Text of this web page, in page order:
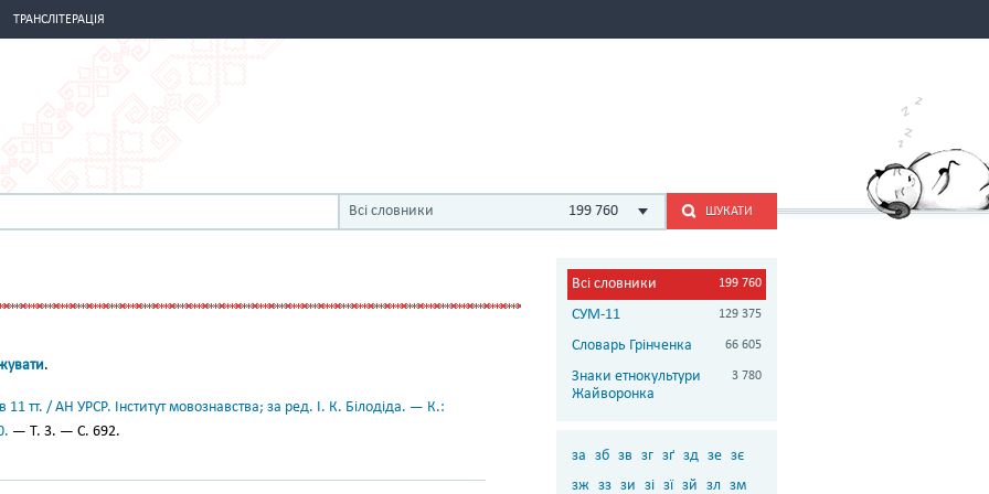
ТРАНСЛІТЕРАЦІЯ
Всі словники 199 760 ШУКАТИ
.
11 тт. / АН УРСР. Інститут мовознавства; за ред. І. К. Білодіда. — К.:
— Т. 3. — С. 692.
Всі словники 199 760
СУМ-11 129 375
Словарь Грінченка 66 605
Знаки етнокультури
Жайворонка
3 780
за зб зв зг зґ зд зе зє
зж зз зи зі зї зй зл зм